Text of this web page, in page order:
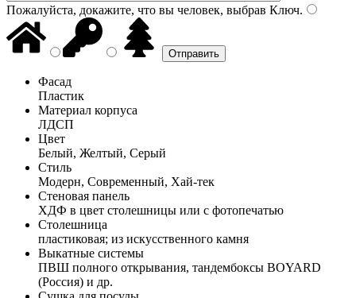
Пожалуйста, докажите, что вы человек, выбрав Ключ.
Фасад
Пластик
Материал корпуса
ЛДСП
Цвет
Белый, Желтый, Серый
Стиль
Модерн, Современный, Хай-тек
Стеновая панель
ХДФ в цвет столешницы или с фотопечатью
Столешница
пластиковая; из искусственного камня
Выкатные системы
ПВШ полного открывания, тандембоксы BOYARD
(Россия) и др.